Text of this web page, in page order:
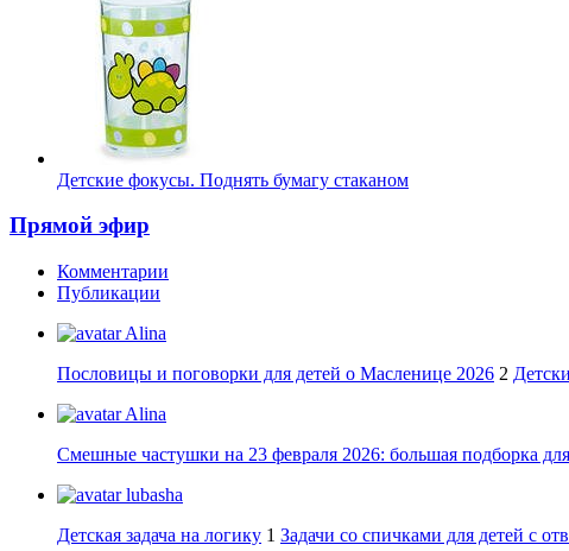
Детские фокусы. Поднять бумагу стаканом
Прямой эфир
Комментарии
Публикации
Alina
Пословицы и поговорки для детей о Масленице 2026 2
Alina
Смешные частушки на 23 февраля 2026: большая подборка
lubasha
Детская задача на логику 1 Задачи со спичками для детей с